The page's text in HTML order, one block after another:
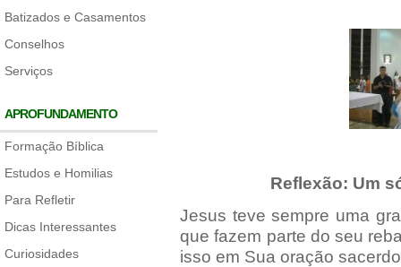
Batizados e Casamentos
Conselhos
Serviços
APROFUNDAMENTO
Formação Bíblica
Estudos e Homilias
Para Refletir
Dicas Interessantes
Curiosidades
Reflexão: Um
Jesus teve sempre uma
que fazem parte do seu
isso em Sua oração